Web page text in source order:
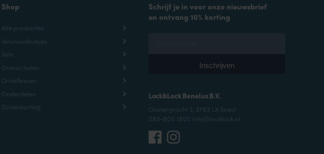
Shop
Alle producten
Vershoudbakjes
Sets
Ovenschalen
Drinkflessen
Onderdelen
Zomerkorting
Schrijf je in voor onze nieuwsbrief
en ontvang 10% korting
Lock&Lock Benelux B.V.
Oostergracht 3, 3763 LX Soest
085-800 1800 info@locklock.nl